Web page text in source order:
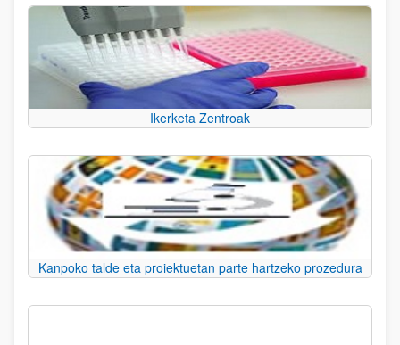
Ikerketa Zentroak
Kanpoko talde eta proiektuetan parte hartzeko prozedura